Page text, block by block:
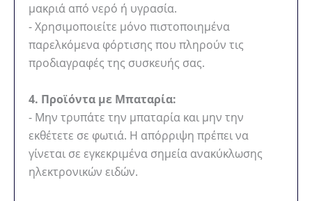
μακριά από νερό ή υγρασία.
- Χρησιμοποιείτε μόνο πιστοποιημένα
παρελκόμενα φόρτισης που πληρούν τις
προδιαγραφές της συσκευής σας.
4. Προϊόντα με Μπαταρία:
- Μην τρυπάτε την μπαταρία και μην την
εκθέτετε σε φωτιά. Η απόρριψη πρέπει να
γίνεται σε εγκεκριμένα σημεία ανακύκλωσης
ηλεκτρονικών ειδών.